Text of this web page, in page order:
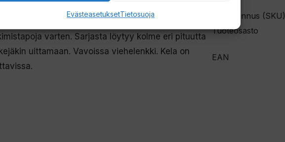
EvästeasetuksetTietosuoja
että käsineellä myös kylmissä olosuhteissa.
varten. Sarjasta löytyy kolme eri pituutta
uittamaan. Vavoissa viehelenkki. Kela on
Tuotetunnus (SKU)
Tuoteosasto
EAN